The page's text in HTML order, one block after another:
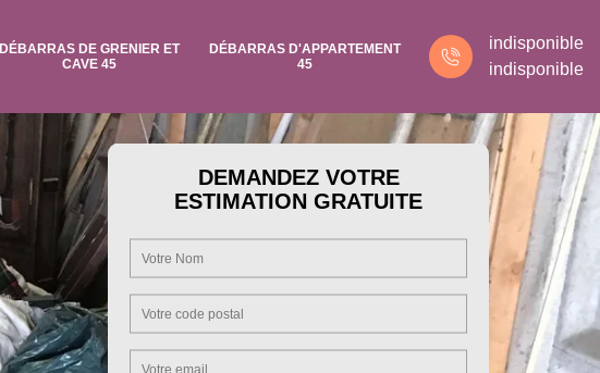
DÉBARRAS DE GRENIER ET
CAVE 45
DÉBARRAS D'APPARTEMENT
45
indisponible
indisponible
DEMANDEZ VOTRE
ESTIMATION GRATUITE